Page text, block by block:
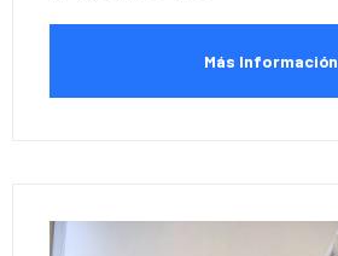
Más Información